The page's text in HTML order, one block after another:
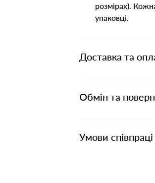
розмірах).
упаковці.
Доставка та
Обмін та
Умови